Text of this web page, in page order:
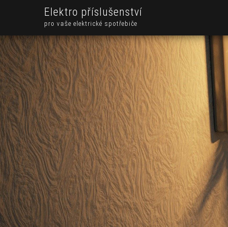
Elektro příslušenství
pro vaše elektrické spotřebiče